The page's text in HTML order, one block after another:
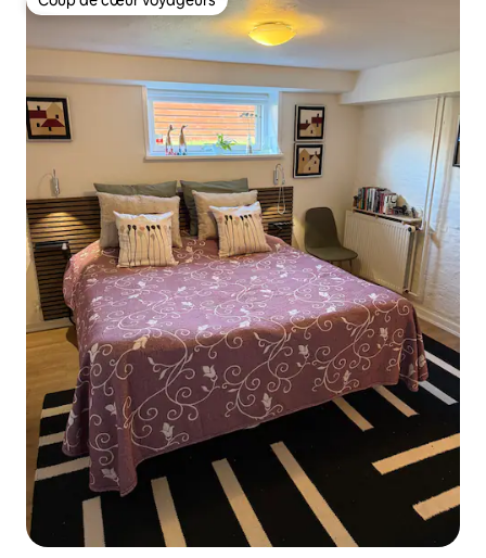
Coup de cœur voyageurs